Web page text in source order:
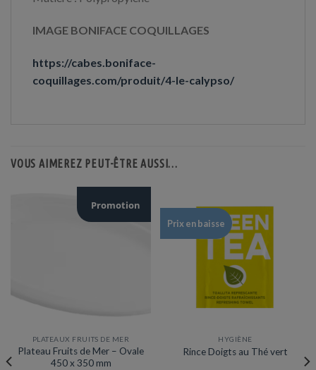
IMAGE BONIFACE COQUILLAGES
https://cabes.boniface-
coquillages.com/produit/4-le-calypso/
VOUS AIMEREZ PEUT-ÊTRE AUSSI…
Promotion
PLATEAUX FRUITS DE MER
Plateau Fruits de Mer – Ovale
450 x 350 mm
Prix en baisse
HYGIÈNE
Rince Doigts au Thé vert